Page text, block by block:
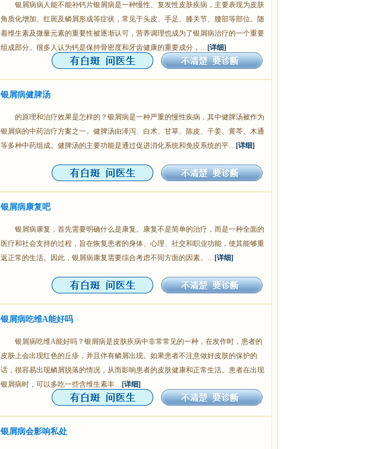
银屑病病人能不能补钙片银屑病是一种慢性、复发性皮肤疾病，主要表现为皮肤
角质化增加、红斑及鳞屑形成等症状，常见于头皮、手足、膝关节、腰部等部位。随
着维生素及微量元素的重要性被逐渐认可，营养调理也成为了银屑病治疗的一个重要
组成部分。很多人认为钙是保持骨密度和牙齿健康的重要成分，… [详细]
银屑病健脾汤
的原理和治疗效果是怎样的？银屑病是一种严重的慢性疾病，其中健脾汤被作为
银屑病的中药治疗方案之一。健脾汤由泽泻、白术、甘草、陈皮、干姜、黄芩、木通
等多种中药组成。健脾汤的主要功能是通过促进消化系统和免疫系统的平… [详细]
银屑病康复吧
银屑病康复，首先需要明确什么是康复。康复不是简单的治疗，而是一种全面的
医疗和社会支持的过程，旨在恢复患者的身体、心理、社交和职业功能，使其能够重
返正常的生活。因此，银屑病康复需要综合考虑不同方面的因素。… [详细]
银屑病吃维A能好吗
银屑病吃维A能好吗？银屑病是皮肤疾病中非常常见的一种，在发作时，患者的
皮肤上会出现红色的丘疹，并且伴有鳞屑出现。如果患者不注意做好皮肤的保护的
话，很容易出现鳞屑脱落的情况，从而影响患者的皮肤健康和正常生活。患者在出现
银屑病时，可以多吃一些含维生素丰… [详细]
银屑病会影响私处